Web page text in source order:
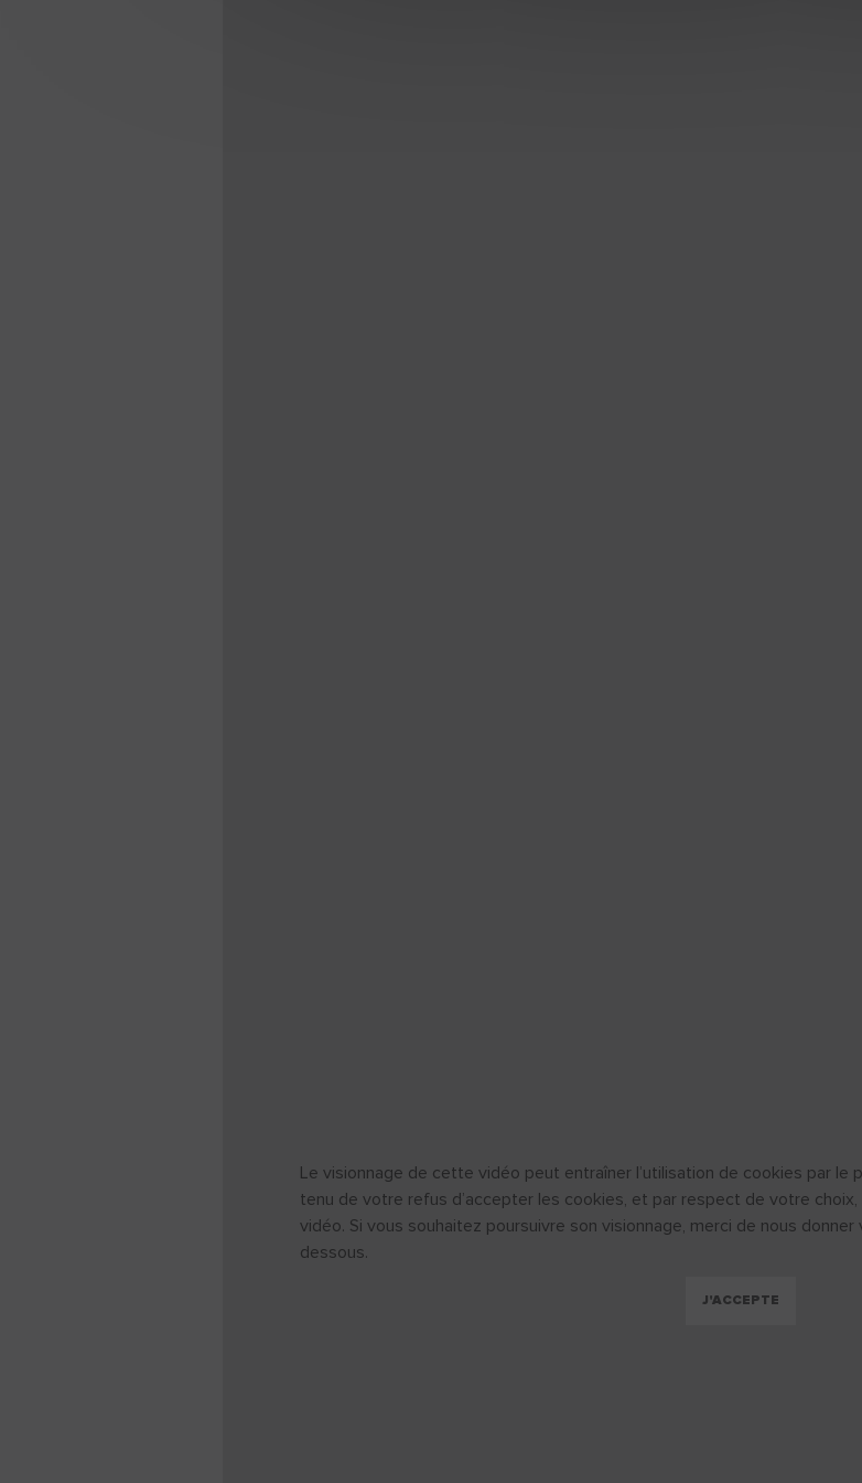
Le visionnage de cette vidéo peut entraîner l’utilisation de cookies par
tenu de votre refus d’accepter les cookies, et par respect de votre
vidéo. Si vous souhaitez poursuivre son visionnage, merci de nous
dessous.
J'ACCEPTE